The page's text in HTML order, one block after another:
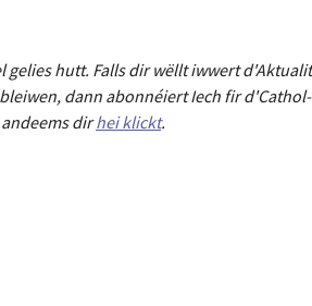
gelies hutt. Falls dir wëllt iwwert
dann abonnéiert Iech fir
dirhei klickt.